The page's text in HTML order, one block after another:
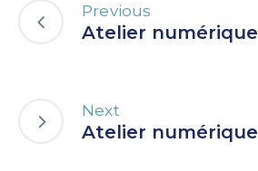
Previous
Atelier numérique
Next
Atelier numérique